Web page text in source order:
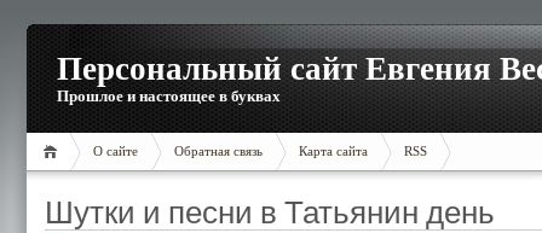
Персональный сайт Евгения
Прошлое и настоящее в буквах
О сайте Обратная связь Карта сайта RSS
Шутки и песни в Татьянин день